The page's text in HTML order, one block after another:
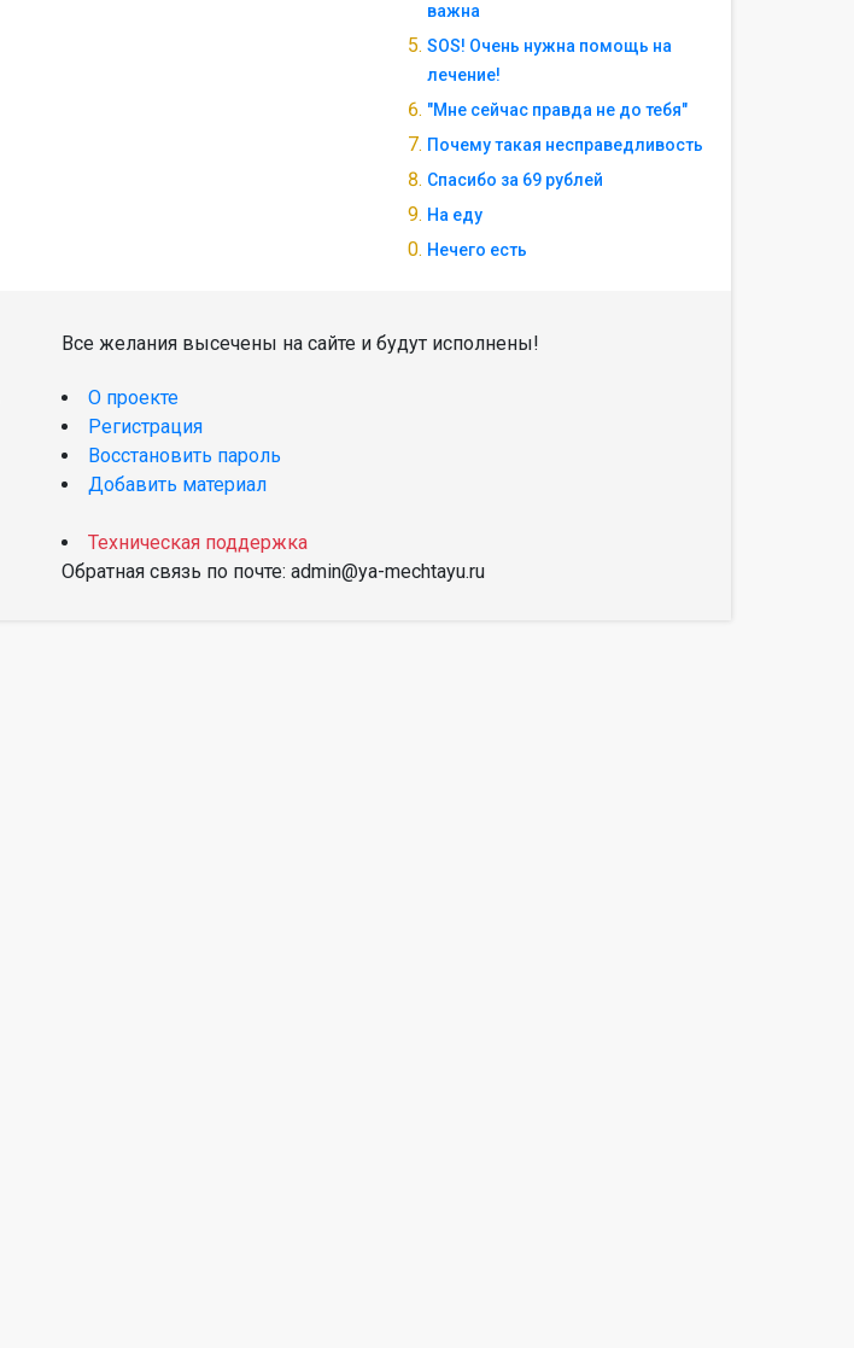
важна
SOS! Очень нужна помощь на
лечение!
"Мне сейчас правда не до тебя"
Почему такая несправедливость
Спасибо за 69 рублей
На еду
Нечего есть
Все желания высечены на сайте и будут исполнены!
О проекте
Регистрация
Восстановить пароль
Добавить материал
Техническая поддержка
Обратная связь по почте: admin@ya-mechtayu.ru